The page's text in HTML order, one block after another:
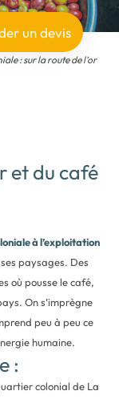
un devis
: sur la route de l’or
et du café
à l’exploitation
paysages. Des
où pousse le café,
On s’imprègne
peu à peu ce
humaine.
:
colonial de La